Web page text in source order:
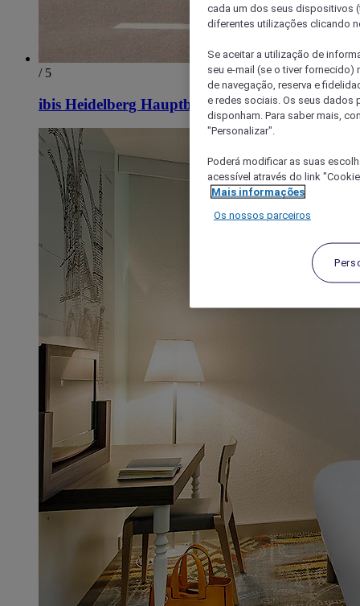
/ 5
ibis Heidelberg Hauptbahnhof
cada um dos seus dispositivos
diferentes utilizações clicando
Se aceitar a utilização de
seu e-mail (se o tiver
de navegação, reserva e
e redes sociais. Os seus dados
disponham. Para saber mais,
"Personalizar".
Poderá modificar as suas
acessível através do link
Mais informações
Os nossos parceiros